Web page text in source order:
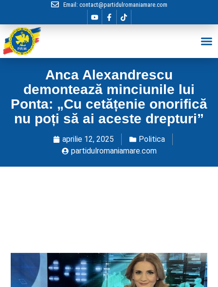
Email: contact@partidulromaniamare.com
Anca Alexandrescu
demontează minciunile lui
Ponta: „Cu cetățenie onorifică
nu poți să ai aceste drepturi”
aprilie 12, 2025
Politica
partidulromaniamare.com